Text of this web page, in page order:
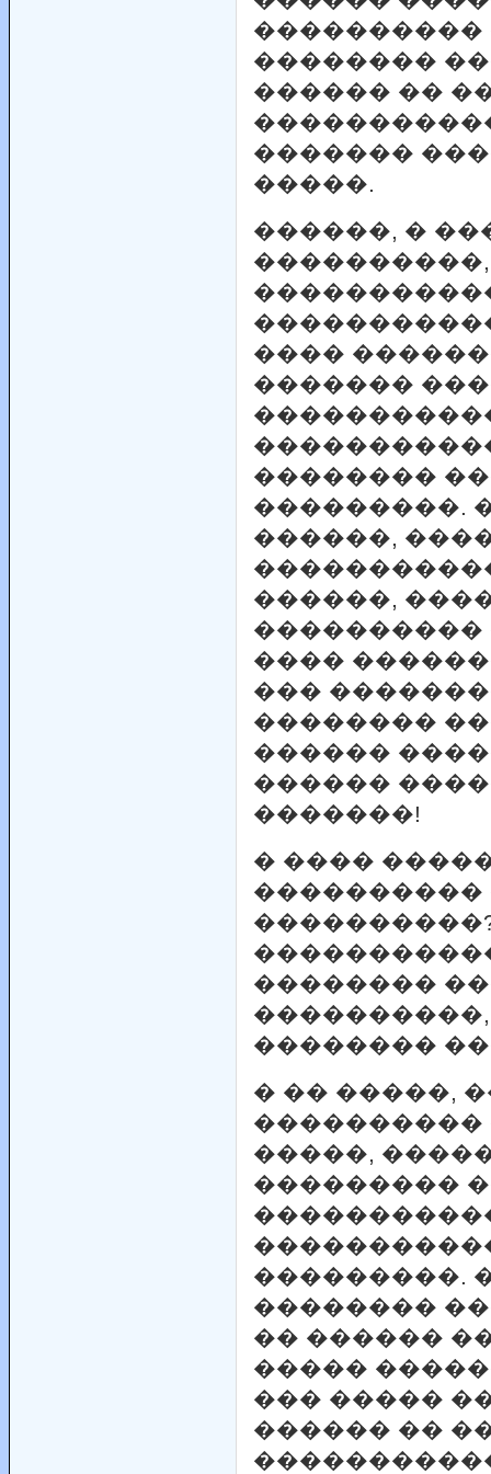
����������
��������
������ ��
�������
�����.
������, �
����
�������
��������
���������.
������,
������,
����������
����
���
��������
������
������
�������!
� ����
����������
��������
��������
� �� �����,
����������
�����,
���������
���������.
��������
�� ������
�����
��� �����
������ ��